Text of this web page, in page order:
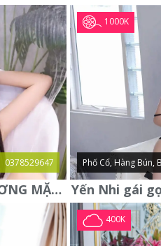
0378529647
MẪN NHI - SOME - GƯƠNG MẶT XINH XẮN -CỰC CHIỀU KHÁCH
1000K
Phố Cổ, Hàng Bún,
400K